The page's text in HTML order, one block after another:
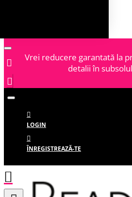
Vrei reducere garantată la
detalii în
LOGIN
ÎNREGISTREAZĂ-TE